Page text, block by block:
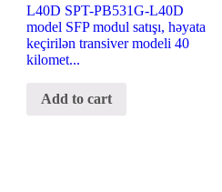
L40D SPT-PB531G-L40D
model SFP modul satışı, həyata
keçirilən transiver modeli 40
kilomet...
Add to cart